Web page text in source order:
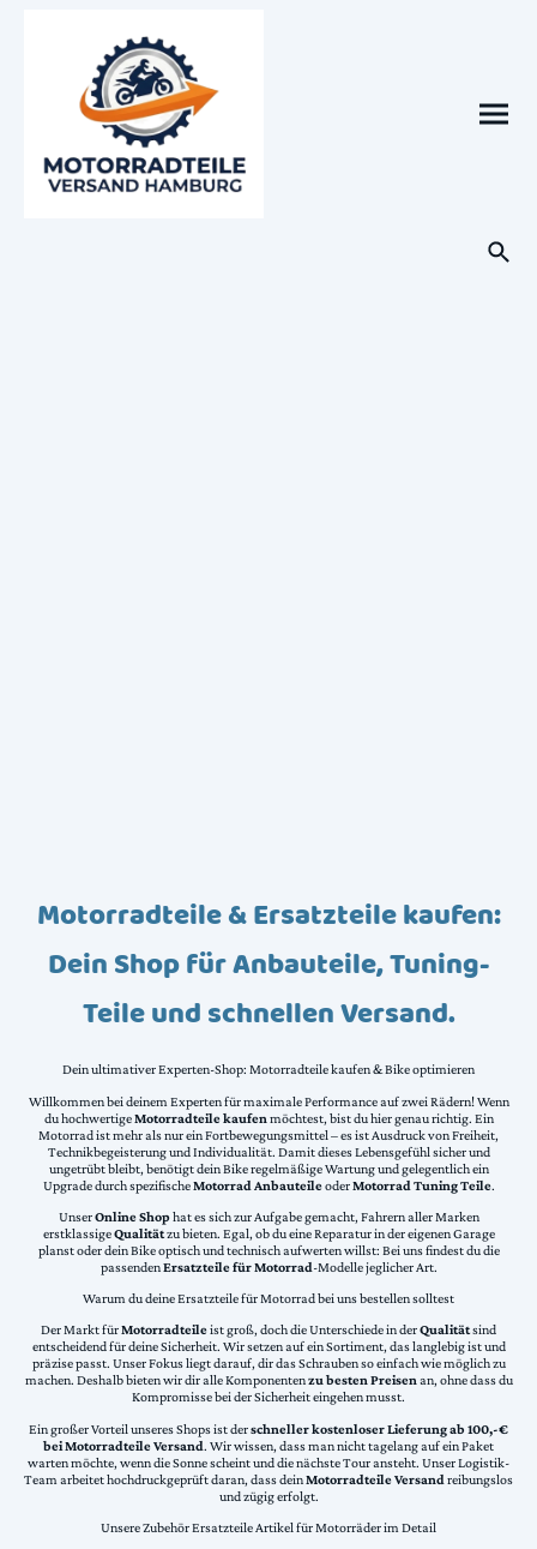
Motorradteile & Ersatzteile kaufen:
Dein Shop für Anbauteile, Tuning-
Teile und schnellen Versand.
Dein ultimativer Experten-Shop: Motorradteile kaufen & Bike optimieren
Willkommen bei deinem Experten für maximale Performance auf zwei Rädern! Wenn
du hochwertigeMotorradteile kaufen möchtest, bist du hier genau richtig. Ein
Motorrad ist mehr als nur ein Fortbewegungsmittel – es ist Ausdruck von Freiheit,
Technikbegeisterung und Individualität. Damit dieses Lebensgefühl sicher und
ungetrübt bleibt, benötigt dein Bike regelmäßige Wartung und gelegentlich ein
Upgrade durch spezifischeMotorrad AnbauteileoderMotorrad Tuning Teile.
UnserOnline Shophat es sich zur Aufgabe gemacht, Fahrern aller Marken
erstklassigeQualitätzu bieten. Egal, ob du eine Reparatur in der eigenen Garage
planst oder dein Bike optisch und technisch aufwerten willst: Bei uns findest du die
passendenErsatzteile für Motorrad-Modelle jeglicher Art.
Warum du deine Ersatzteile für Motorrad bei uns bestellen solltest
Der Markt fürMotorradteileist groß, doch die Unterschiede in derQualitätsind
entscheidend für deine Sicherheit. Wir setzen auf ein Sortiment, das langlebig ist und
präzise passt. Unser Fokus liegt darauf, dir das Schrauben so einfach wie möglich zu
machen. Deshalb bieten wir dir alle Komponentenzu besten Preisenan, ohne dass du
Kompromisse bei der Sicherheit eingehen musst.
Ein großer Vorteil unseres Shops ist derschneller kostenloser Lieferung ab 100,-€
bei Motorradteile Versand. Wir wissen, dass man nicht tagelang auf ein Paket
warten möchte, wenn die Sonne scheint und die nächste Tour ansteht. Unser Logistik-
Team arbeitet hochdruckgeprüft daran, dass deinMotorradteile Versand reibungslos
und zügig erfolgt.
Unsere Zubehör Ersatzteile Artikel für Motorräder im Detail